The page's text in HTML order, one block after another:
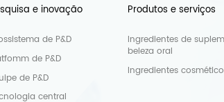
e inovação
de P&D
de P&D
de P&D
central
Produtos e serviços
Ingredientes de
beleza oral
Ingredientes